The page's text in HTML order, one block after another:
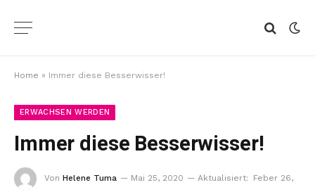
Home » Immer diese Besserwisser!
ERWACHSEN WERDEN
Immer diese Besserwisser!
Von Helene Tuma Mai 25, 2020 Aktualisiert:
Feber 26,